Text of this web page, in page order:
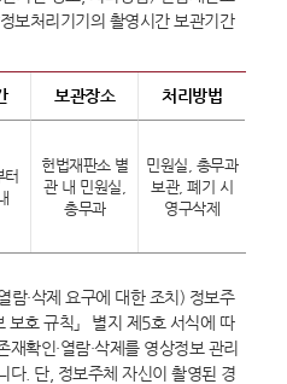
보처리기기의 촬영시간 보관기간
보관장소 처리방법
터
헌법재판소 별
관 내 민원실,
총무과
민원실, 총무과
보관, 폐기 시
영구삭제
람·삭제 요구에 대한 조치) 정보주
보호 규칙」 별지 제5호 서식에 따
확인·열람·삭제를 영상정보 관리
다. 단, 정보주체 자신이 촬영된 경